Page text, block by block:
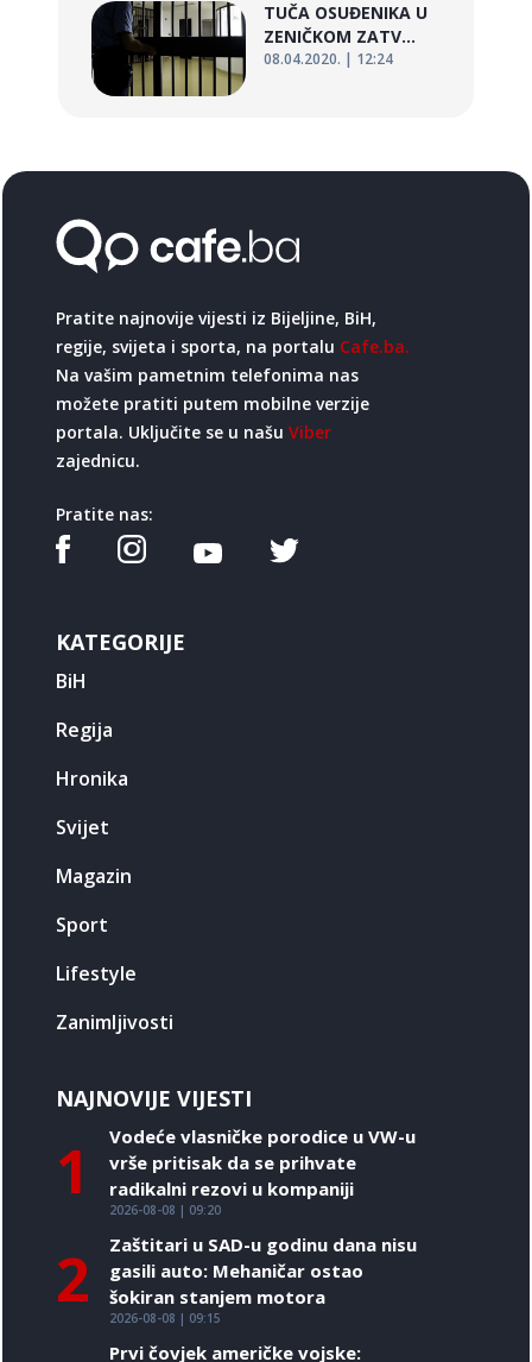
TUČA OSUĐENIKA U
ZENIČKOM ZATV...
08.04.2020. | 12:24
Pratite najnovije vijesti iz Bijeljine, BiH,
regije, svijeta i sporta, na portalu Cafe.ba.
Na vašim pametnim telefonima nas
možete pratiti putem mobilne verzije
portala. Uključite se u našu Viber
zajednicu.
Pratite nas:
KATEGORIJE
BiH
Regija
Hronika
Svijet
Magazin
Sport
Lifestyle
Zanimljivosti
NAJNOVIJE VIJESTI
1
Vodeće vlasničke porodice u VW-u
vrše pritisak da se prihvate
radikalni rezovi u kompaniji
2026-08-08 | 09:20
2
Zaštitari u SAD-u godinu dana nisu
gasili auto: Mehaničar ostao
šokiran stanjem motora
2026-08-08 | 09:15
Prvi čovjek američke vojske: